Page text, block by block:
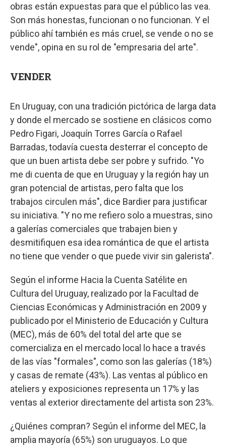
obras están expuestas para que el público las vea.
Son más honestas, funcionan o no funcionan. Y el
público ahí también es más cruel, se vende o no se
vende", opina en su rol de "empresaria del arte".
VENDER
En Uruguay, con una tradición pictórica de larga data
y donde el mercado se sostiene en clásicos como
Pedro Figari, Joaquín Torres García o Rafael
Barradas, todavía cuesta desterrar el concepto de
que un buen artista debe ser pobre y sufrido. "Yo
me di cuenta de que en Uruguay y la región hay un
gran potencial de artistas, pero falta que los
trabajos circulen más", dice Bardier para justificar
su iniciativa. "Y no me refiero solo a muestras, sino
a galerías comerciales que trabajen bien y
desmitifiquen esa idea romántica de que el artista
no tiene que vender o que puede vivir sin galerista".
Según el informe Hacia la Cuenta Satélite en
Cultura del Uruguay, realizado por la Facultad de
Ciencias Económicas y Administración en 2009 y
publicado por el Ministerio de Educación y Cultura
(MEC), más de 60% del total del arte que se
comercializa en el mercado local lo hace a través
de las vías "formales", como son las galerías (18%)
y casas de remate (43%). Las ventas al público en
ateliers y exposiciones representa un 17% y las
ventas al exterior directamente del artista son 23%.
¿Quiénes compran? Según el informe del MEC, la
amplia mayoría (65%) son uruguayos. Lo que